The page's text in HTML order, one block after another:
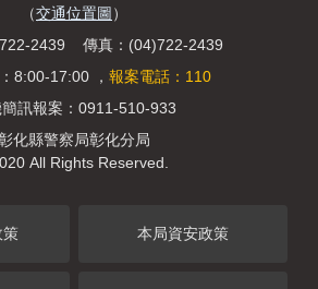
（交通位置圖 ）
2439 傳真：(04)722-2439
8:00-17:00 ， 報案電話：110
訊報案：0911-510-933
化縣警察局彰化分局
All Rights Reserved.
策 本局資安政策